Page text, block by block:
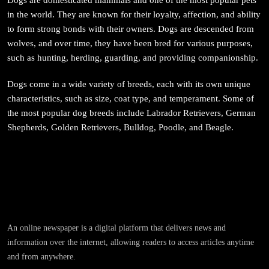
जनकपुर सहित तराई मधेसका विभिन्न स्थानहरूमा पर्व छठ
May 6, 2024
संस्कृति
in the world. They are known for their loyalty, affection, and ability
to form strong bonds with their owners. Dogs are descended from
wolves, and over time, they have been bred for various purposes,
such as hunting, herding, guarding, and providing companionship.
Dogs come in a wide variety of breeds, each with its own unique
characteristics, such as size, coat type, and temperament. Some of
the most popular dog breeds include Labrador Retrievers, German
Shepherds, Golden Retrievers, Bulldog, Poodle, and Beagle.
An online newspaper is a digital platform that delivers news and
information over the internet, allowing readers to access articles anytime
and from anywhere.